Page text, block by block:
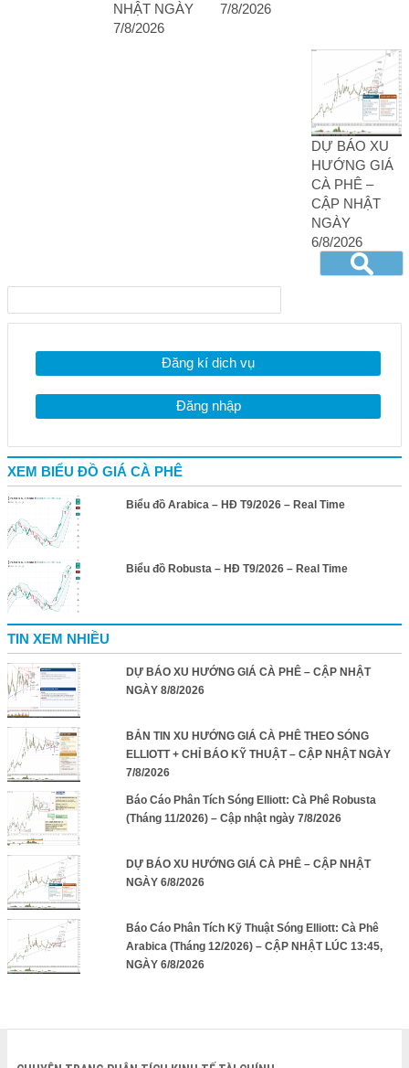
NHẬT NGÀY
7/8/2026
7/8/2026
DỰ BÁO XU
HƯỚNG GIÁ
CÀ PHÊ –
CẬP NHẬT
NGÀY
6/8/2026
Đăng kí dịch vụ
Đăng nhập
XEM BIỂU ĐỒ GIÁ CÀ PHÊ
Biểu đồ Arabica – HĐ T9/2026 – Real Time
Biểu đồ Robusta – HĐ T9/2026 – Real Time
TIN XEM NHIỀU
DỰ BÁO XU HƯỚNG GIÁ CÀ PHÊ – CẬP NHẬT
NGÀY 8/8/2026
BẢN TIN XU HƯỚNG GIÁ CÀ PHÊ THEO SÓNG
ELLIOTT + CHỈ BÁO KỸ THUẬT – CẬP NHẬT NGÀY
7/8/2026
Báo Cáo Phân Tích Sóng Elliott: Cà Phê Robusta
(Tháng 11/2026) – Cập nhật ngày 7/8/2026
DỰ BÁO XU HƯỚNG GIÁ CÀ PHÊ – CẬP NHẬT
NGÀY 6/8/2026
Báo Cáo Phân Tích Kỹ Thuật Sóng Elliott: Cà Phê
Arabica (Tháng 12/2026) – CẬP NHẬT LÚC 13:45,
NGÀY 6/8/2026